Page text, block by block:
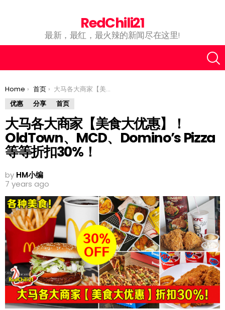
RedChili21
最新，最红，最火辣的新闻尽在这里!
You are here:
Home 首页
大马各大商家【美食大优惠】！OldTown、MCD、Domino’s Pizza等等折扣30%！
优惠
分享 首页
大马各大商家【美食大优惠】！
OldTown、MCD、Domino’s Pizza
等等折扣30%！
by HM小编
7 years ago